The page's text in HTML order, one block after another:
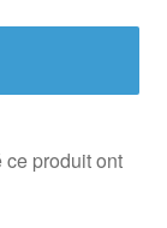
produit ont